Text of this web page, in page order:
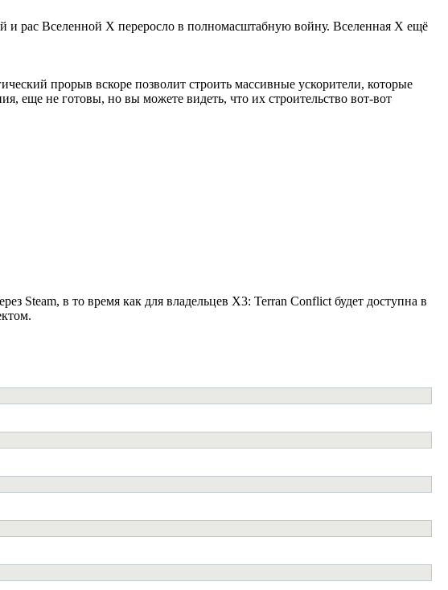
и рас Вселенной Х переросло в полномасштабную войну. Вселенная Х ещё
прорыв вскоре позволит строить массивные ускорители, которые
еще не готовы, но вы можете видеть, что их строительство вот-вот
Steam, в то время как для владельцев X3: Terran Conflict будет доступна в